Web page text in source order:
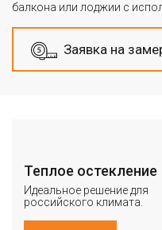
балкона или лоджии с
Заявка на
Теплое остекление
Идеальное решение для
российского климата.